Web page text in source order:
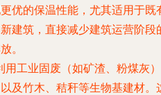
优的保温性能，尤其适用于既
建筑，直接减少建筑运营阶段
。
用工业固废（如矿渣、粉煤灰）
及竹木、秸秆等生物基建材。